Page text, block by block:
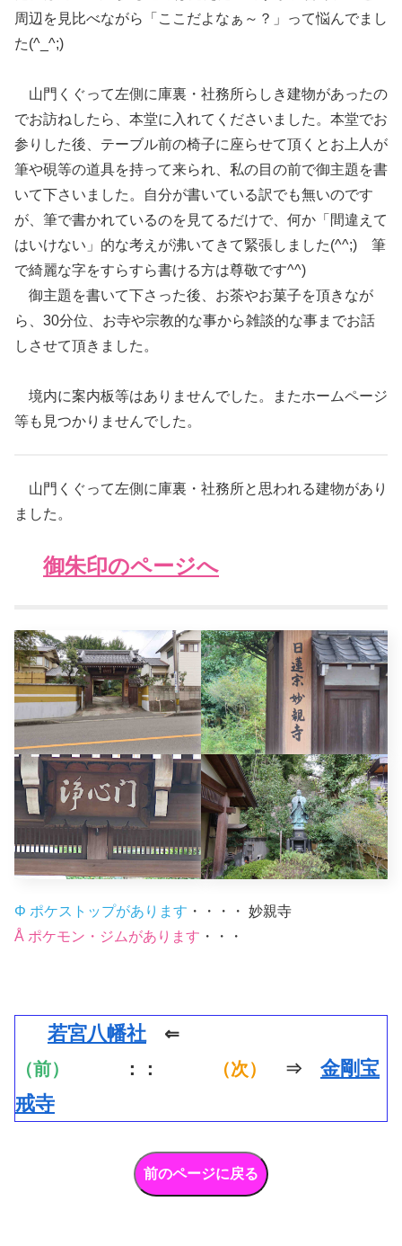
周辺を見比べながら「ここだよなぁ～？」って悩んでまし
た(^_^;)
山門くぐって左側に庫裏・社務所らしき建物があったの
でお訪ねしたら、本堂に入れてくださいました。本堂でお
参りした後、テーブル前の椅子に座らせて頂くとお上人が
筆や硯等の道具を持って来られ、私の目の前で御主題を書
いて下さいました。自分が書いている訳でも無いのです
が、筆で書かれているのを見てるだけで、何か「間違えて
はいけない」的な考えが沸いてきて緊張しました(^^;) 筆
で綺麗な字をすらすら書ける方は尊敬です^^)
御主題を書いて下さった後、お茶やお菓子を頂きなが
ら、30分位、お寺や宗教的な事から雑談的な事までお話
しさせて頂きました。
境内に案内板等はありませんでした。またホームページ
等も見つかりませんでした。
山門くぐって左側に庫裏・社務所と思われる建物があり
ました。
御朱印のページへ
Φ ポケストップがあります ・・・・ 妙親寺
Å ポケモン・ジムがあります ・・・
若宮八幡社 ⇐
（前）
：： （次） ⇒ 金剛宝
戒寺